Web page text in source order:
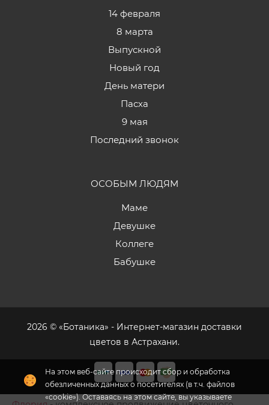
На этом веб-сайте происходит сбор и обработка
обезличенных данных о посетителях (в т.ч. файлов
«cookie»). Оставаясь на этом сайте, вы указываете
14 февраля
8 марта
Выпускной
Новый год
День матери
Пасха
9 мая
Последний звонок
ОСОБЫМ ЛЮДЯМ
Маме
Девушке
Коллеге
Бабушке
2026 © «Ботаника» - Интернет-магазин доставки
цветов в Астрахани.